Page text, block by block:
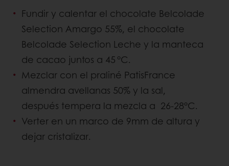
Fundir y calentar el chocolate Belcolade
Selection Amargo 55%, el chocolate
Belcolade Selection Leche y la manteca
de cacao juntos a 45 °C.
Mezclar con el praliné PatisFrance
almendra avellanas 50% y la sal,
después tempera la mezcla a 26-28°C.
Verter en un marco de 9mm de altura y
dejar cristalizar.